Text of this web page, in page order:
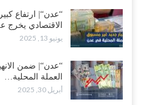
“عدن“| ارتفاع
الاقتصادي يخرج
يونيو 13, 2025
“عدن“| ضمن
العملة المحلية…
أبريل 30, 2025